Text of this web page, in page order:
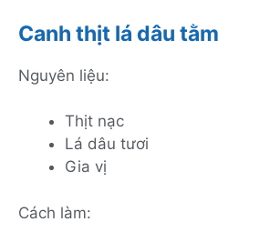
Canh thịt lá dâu tằm
Nguyên liệu:
Thịt nạc
Lá dâu tươi
Gia vị
Cách làm: